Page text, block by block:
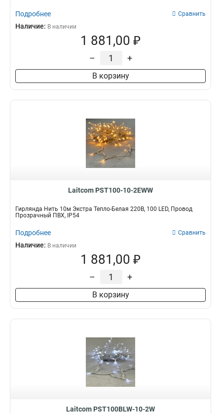
Подробнее Сравнить
Наличие: В наличии
1 881,00 ₽
– +
В корзину
Laitcom PST100-10-2EWW
Гирлянда Нить 10м Экстра Тепло-Белая 220В, 100 LED, Провод
Прозрачный ПВХ, IP54
Подробнее Сравнить
Наличие: В наличии
1 881,00 ₽
– +
В корзину
Laitcom PST100BLW-10-2W